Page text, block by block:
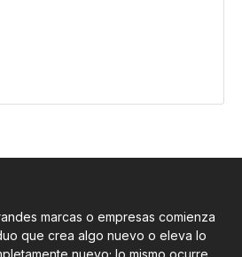
marcas o empresas comienza
que crea algo nuevo o eleva lo
nuevo; lo mismo ocurre